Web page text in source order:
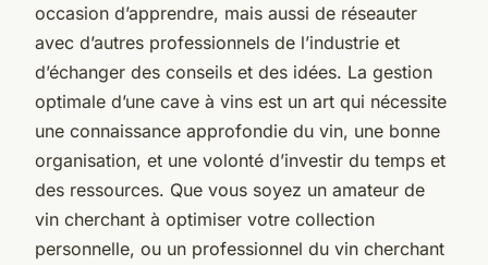
occasion d’apprendre, mais aussi de réseauter
avec d’autres professionnels de l’industrie et
d’échanger des conseils et des idées. La gestion
optimale d’une cave à vins est un art qui nécessite
une connaissance approfondie du vin, une bonne
organisation, et une volonté d’investir du temps et
des ressources. Que vous soyez un amateur de
vin cherchant à optimiser votre collection
personnelle, ou un professionnel du vin cherchant